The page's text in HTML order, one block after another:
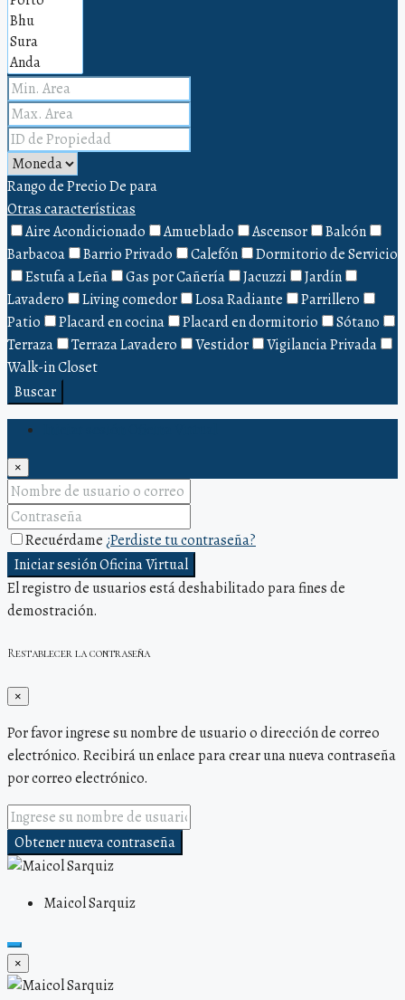
Rango de PrecioDepara
Otras características
Aire Acondicionado
Amueblado Ascensor
Balcón
Barbacoa
Barrio Privado Calefón
Dormitorio de Servicio
Estufa a Leña
Gas por Cañería Jacuzzi
Jardín
Lavadero
Living comedor Losa Radiante
Parrillero
Patio
Placard en cocina Placard en dormitorio
Sótano
Terraza
Terraza Lavadero Vestidor
Vigilancia Privada
Walk-in Closet
Buscar
×
Recuérdame¿Perdiste tu contraseña?
Iniciar sesión Oficina Virtual
El registro de usuarios está deshabilitado para fines de
demostración.
Restablecer la contraseña
×
Por favor ingrese su nombre de usuario o dirección de correo
electrónico. Recibirá un enlace para crear una nueva contraseña
por correo electrónico.
Obtener nueva contraseña
Maicol Sarquiz
×